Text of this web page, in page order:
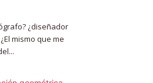
¿diseñador
mismo que me